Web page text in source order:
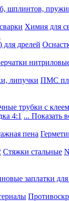
шплинтов,
Химия для
дрелей
липучки ПМС
трубки с
4:1 ... Показать
пена
Стяжки стальные
заплатки